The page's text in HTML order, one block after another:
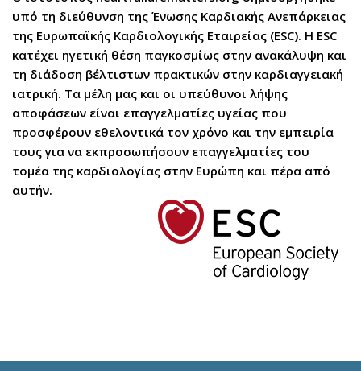
υπό τη διεύθυνση της Ένωσης Καρδιακής Ανεπάρκειας
της Ευρωπαϊκής Καρδιολογικής Εταιρείας (ESC). Η ESC
κατέχει ηγετική θέση παγκοσμίως στην ανακάλυψη και
τη διάδοση βέλτιστων πρακτικών στην καρδιαγγειακή
ιατρική. Τα μέλη μας και οι υπεύθυνοι λήψης
αποφάσεων είναι επαγγελματίες υγείας που
προσφέρουν εθελοντικά τον χρόνο και την εμπειρία
τους για να εκπροσωπήσουν επαγγελματίες του
τομέα της καρδιολογίας στην Ευρώπη και πέρα από
αυτήν.